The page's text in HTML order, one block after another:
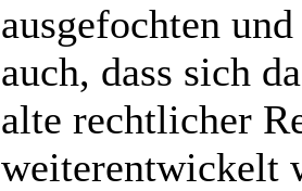
ausgefochten
auch, dass sich
alte rechtlicher
weiterentwickelt